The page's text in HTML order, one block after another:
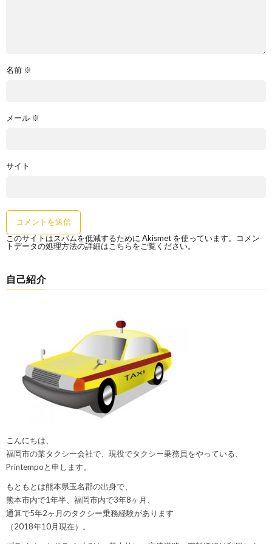
名前 ※
メール ※
サイト
このサイトはスパムを低減するために Akismet を使っています。
コメン
トデータの処理方法の詳細はこちらをご覧ください。
自己紹介
こんにちは、
福岡市の某タクシー会社で、現役でタクシー乗務員をやっている、
Printempoと申します。
もともとは熊本県玉名郡の出身で、
熊本市内で1年半、福岡市内で3年8ヶ月、
通算で5年2ヶ月のタクシー乗務経験があります
（2018年10月現在）。